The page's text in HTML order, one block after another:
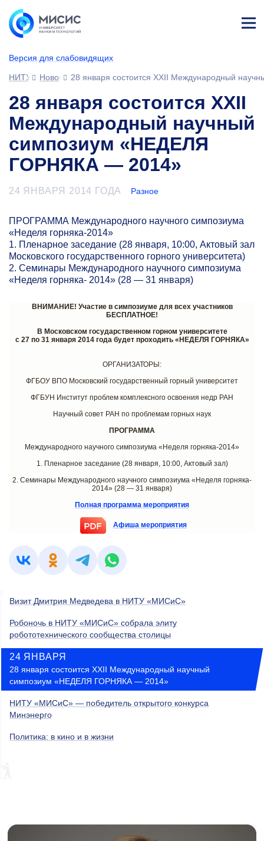
Версия для слабовидящих
ине
НИТУ МИСИС
Новости28 января состоится XXII Международный
28 января состоится XXII
Международный научный
симпозиум «НЕДЕЛЯ
ГОРНЯКА — 2014»
24 ЯНВАРЯ 2014 ГОДА Разное
ПРОГРАММА Международного научного симпозиума
«Неделя горняка-2014»
1. Пленарное заседание (28 января, 10:00, Актовый зал
Московского государственного горного университета)
2. Семинары Международного научного симпозиума
«Неделя горняка- 2014» (28 — 31 января)
ВНИМАНИЕ! Участие в симпозиуме для всех участников
БЕСПЛАТНОЕ!
В Московском государственном горном университете
с 27 по 31 января 2014 года будет проходить «НЕДЕЛЯ ГОРНЯКА»
ОРГАНИЗАТОРЫ:
ФГБОУ ВПО Московский государственный горный университет
ФГБУН Институт проблем комплексного освоения недр РАН
Научный совет РАН по проблемам горных наук
ПРОГРАММА
Международного научного симпозиума «Неделя горняка-2014»
1. Пленарное заседание (28 января, 10:00, Актовый зал)
2. Семинары Международного научного симпозиума «Неделя горняка-
2014» (28 — 31 января)
Полная программа мероприятия
Афиша мероприятия
Визит Дмитрия Медведева в НИТУ «МИСиС»
Робоночь в НИТУ «МИСиС» собрала элиту
робототехнического сообщества столицы
24 ЯНВАРЯ
28 января состоится XXII Международный научный
симпозиум «НЕДЕЛЯ ГОРНЯКА — 2014»
НИТУ «МИСиС» — победитель открытого конкурса
Минэнерго
Политика: в кино и в жизни